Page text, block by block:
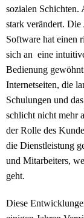
sozialen Schichten.
stark verändert.
Software hat einen
sich an eine
Bedienung
Internetseiten, die
Schulungen und
schlicht nicht mehr
der Rolle des
die Dienstleistung
und Mitarbeiters,
geht.
Diese